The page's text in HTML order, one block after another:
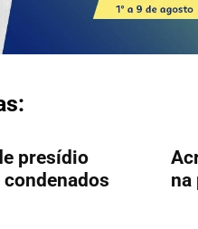
presídio
na